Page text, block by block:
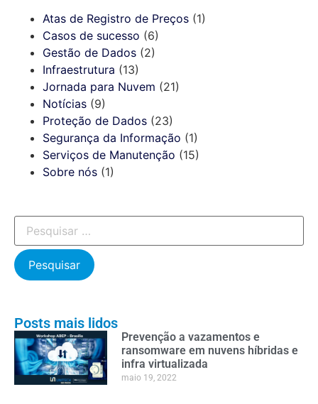
Atas de Registro de Preços (1)
Casos de sucesso (6)
Gestão de Dados (2)
Infraestrutura (13)
Jornada para Nuvem (21)
Notícias (9)
Proteção de Dados (23)
Segurança da Informação (1)
Serviços de Manutenção (15)
Sobre nós (1)
Posts mais lidos
Prevenção a vazamentos e
ransomware em nuvens híbridas e
infra virtualizada
maio 19, 2022